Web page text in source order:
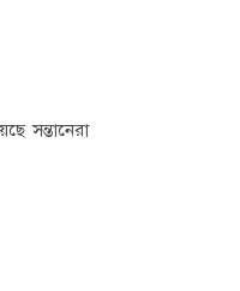
সন্তানেরা